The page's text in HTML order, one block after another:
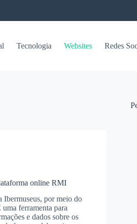
Tecnologia Websites Redes
online RMI
por meio do
ferramenta para
e dados sobre os